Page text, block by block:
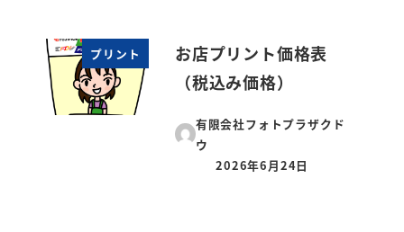
プリント
お店プリント価格表
（税込み価格）
有限会社フォトプラザクド
ウ
投稿日
2026年6月24日